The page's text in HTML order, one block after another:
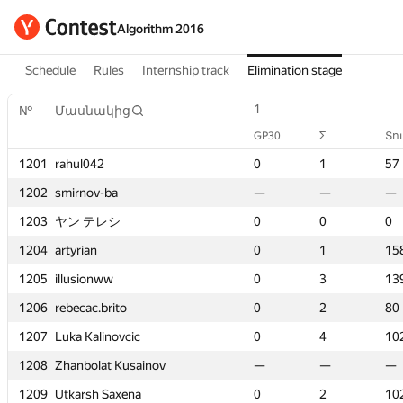
Algorithm 2016
Schedule Rules Internship track Elimination stage
№ Մասնակից 1
GP30 Σ
1201 rahul042 0 1
57
1202 smirnov-ba — —
—
1203 ヤン テレシ 0 0
0
1204 artyrian 0 1
1205
illusionww 0 3
1206 rebecac.brito 0 2
80
1207
Luka Kalinovcic 0 4
1208 Zhanbolat Kusainov — —
—
1209 Utkarsh Saxena 0 2
2
Տուգանք
—
0
—
—
—
—
— —
0 0
— —
№ Մասնակից 1
GP30 Σ
1201 rahul042 0 1
57
1202 smirnov-ba — —
—
1203 ヤン テレシ 0 0
0
1204 artyrian 0 1
1205
illusionww 0 3
1206 rebecac.brito 0 2
80
1207
Luka Kalinovcic 0 4
1208 Zhanbolat Kusainov — —
—
1209 Utkarsh Saxena 0 2
№ Մասնակից 1
GP30 Σ
1201 rahul042 0 1
57
1202 smirnov-ba — —
—
1203 ヤン テレシ 0 0
0
1204 artyrian 0 1
1205
illusionww 0 3
1206 rebecac.brito 0 2
80
1207
Luka Kalinovcic 0 4
1208 Zhanbolat Kusainov — —
—
1209 Utkarsh Saxena 0 2
2
Տուգանք
—
0
—
—
—
—
— —
0 0
— —
№ Մասնակից 1
GP30 Σ
1201 rahul042 0 1
57
1202 smirnov-ba — —
—
1203 ヤン テレシ 0 0
0
1204 artyrian 0 1
1205
illusionww 0 3
1206 rebecac.brito 0 2
80
1207
Luka Kalinovcic 0 4
1208 Zhanbolat Kusainov — —
—
1209 Utkarsh Saxena 0 2